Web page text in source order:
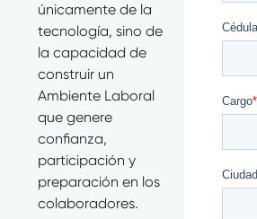
únicamente de la
tecnología, sino de
la capacidad de
construir un
Ambiente Laboral
que genere
confianza,
participación y
preparación en los
colaboradores.